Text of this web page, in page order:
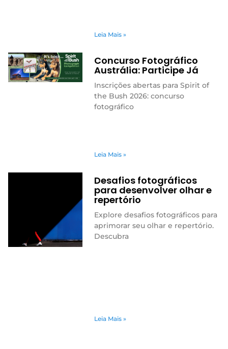
Leia Mais »
Concurso Fotográfico
Austrália: Participe Já
Inscrições abertas para Spirit of
the Bush 2026: concurso
fotográfico
Leia Mais »
Desafios fotográficos
para desenvolver olhar e
repertório
Explore desafios fotográficos para
aprimorar seu olhar e repertório.
Descubra
Leia Mais »